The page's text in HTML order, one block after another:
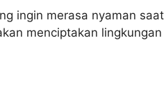
ingin merasa nyaman saat
menciptakan lingkungan